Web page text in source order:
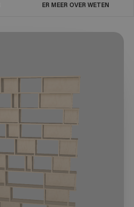
ER MEER OVER WETEN